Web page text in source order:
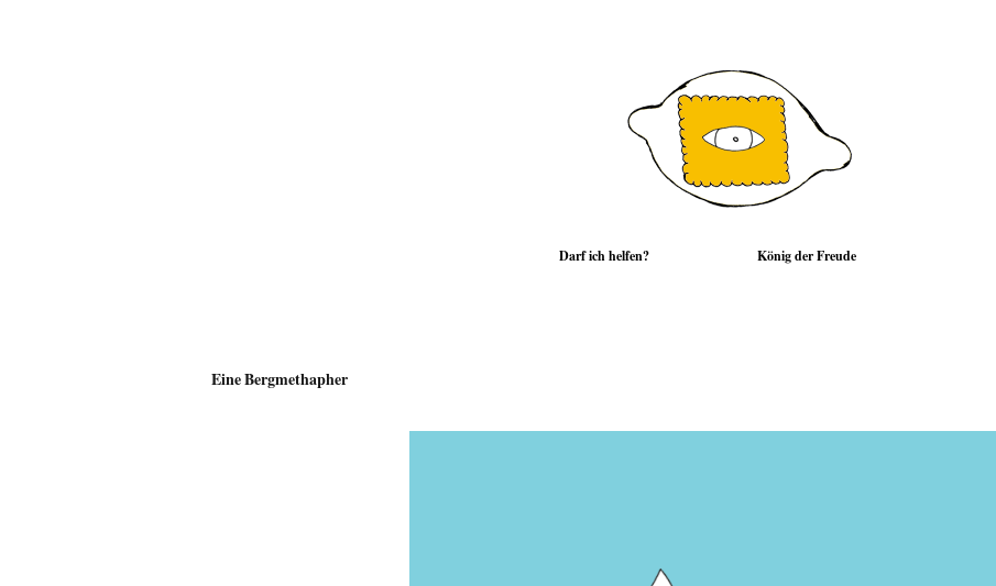
Darf ich helfen? König der Freude
Eine Bergmethapher